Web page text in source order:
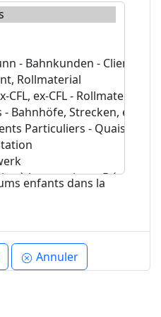
Annuler